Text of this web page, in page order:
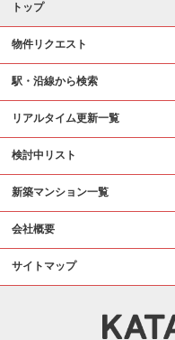
トップ
物件リクエスト
駅・沿線から検索
リアルタイム更新一覧
検討中リスト
新築マンション一覧
会社概要
サイトマップ